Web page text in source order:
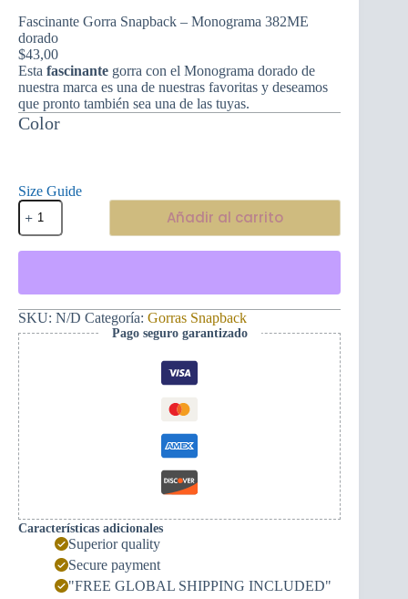
Fascinante Gorra Snapback – Monograma 382ME
dorado
$43,00
Esta fascinante gorra con el Monograma dorado de
nuestra marca es una de nuestras favoritas y deseamos
que pronto también sea una de las tuyas.
Color
Size Guide
Fascinante
Gorra
Snapback
-
dorado
cantidad
Añadir al carrito
SKU: N/D Categoría: Gorras Snapback
Pago seguro garantizado
Características adicionales
Superior quality
Secure payment
"FREE GLOBAL SHIPPING INCLUDED"